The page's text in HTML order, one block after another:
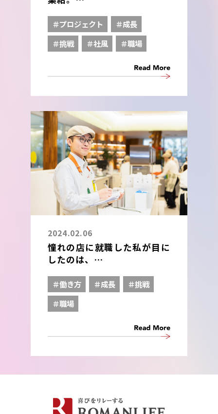
ジェクト始動。
＃プロジェクト
＃成長
＃挑戦
＃社風 ＃職場
2024.02.06
憧れの店に就職した私が目に
したのは、
超えた接客」でした。
＃働き方 ＃成長
＃挑戦
＃職場